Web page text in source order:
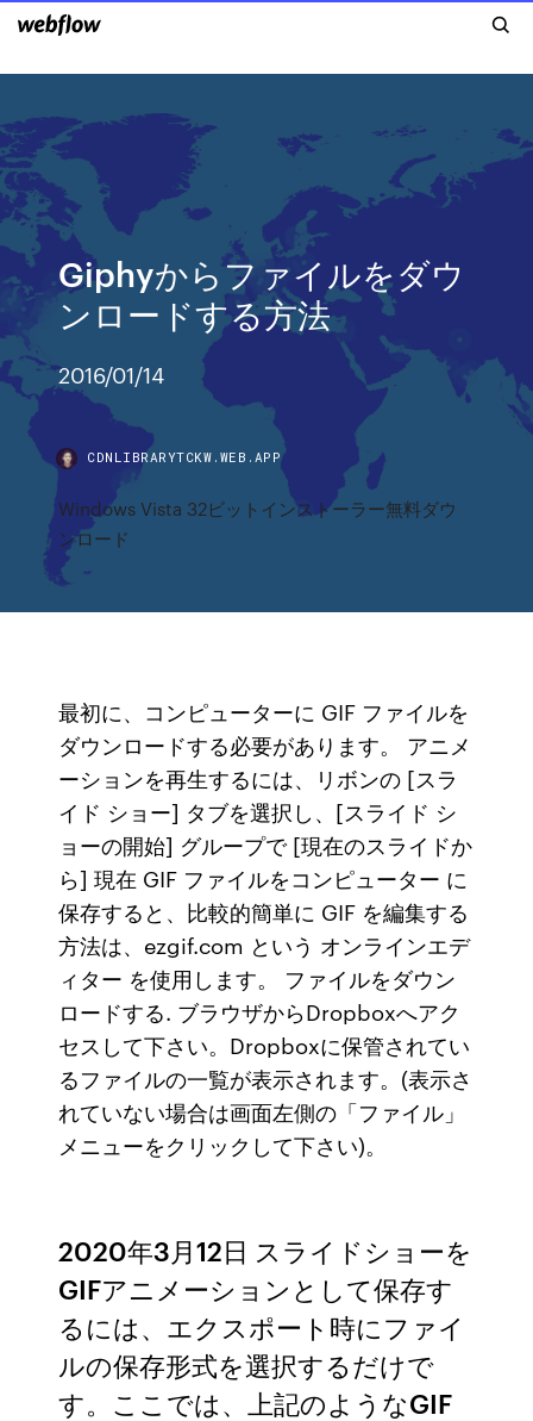
Giphyからファイルをダウ
ンロードする方法
2016/01/14
CDNLIBRARYTCKW.WEB.APP
Windows Vista 32ビットインストーラー無料ダウ
ンロード
最初に、コンピューターに GIF ファイルを
ダウンロードする必要があります。 アニメ
ーションを再生するには、リボンの [スラ
イド ショー] タブを選択し、[スライド シ
ョーの開始] グループで [現在のスライドか
ら] 現在 GIF ファイルをコンピューター に
保存すると、比較的簡単に GIF を編集する
方法は、ezgif.com という オンラインエデ
ィター を使用します。 ファイルをダウン
ロードする. ブラウザからDropboxへアク
セスして下さい。Dropboxに保管されてい
るファイルの一覧が表示されます。(表示さ
れていない場合は画面左側の「ファイル」
メニューをクリックして下さい)。
2020年3月12日 スライドショーを
GIFアニメーションとして保存す
るには、エクスポート時にファイ
ルの保存形式を選択するだけで
す。ここでは、上記のようなGIF